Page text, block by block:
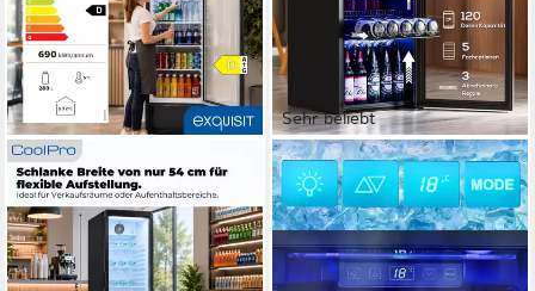
EXQUISIT
Getränkekühlschrank
GKS5260-GT-431D
54 x 172.5 x 56 cm B/H/T
280 l Kapazität Kühlen
Sehr beliebt
FURNICOPIA
Getränkekühlschrank
90L,Doppelglas, LED,leiser
Betrieb KVC-90A
90 l Kapazität Kühlen